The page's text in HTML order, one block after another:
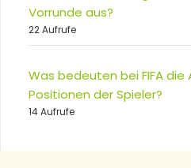
Vorrunde aus?
22 Aufrufe
Was bedeuten bei FIFA die
Positionen der Spieler?
14 Aufrufe